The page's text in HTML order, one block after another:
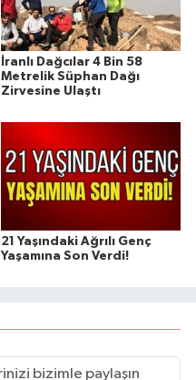
İranlı Dağcılar 4 Bin 58
Metrelik Süphan Dağı
Zirvesine Ulaştı
21 Yaşındaki Ağrılı Genç
Yaşamına Son Verdi!